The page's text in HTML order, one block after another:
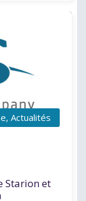
, Actualités
Starion et